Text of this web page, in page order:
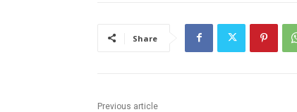
Share
Previous article